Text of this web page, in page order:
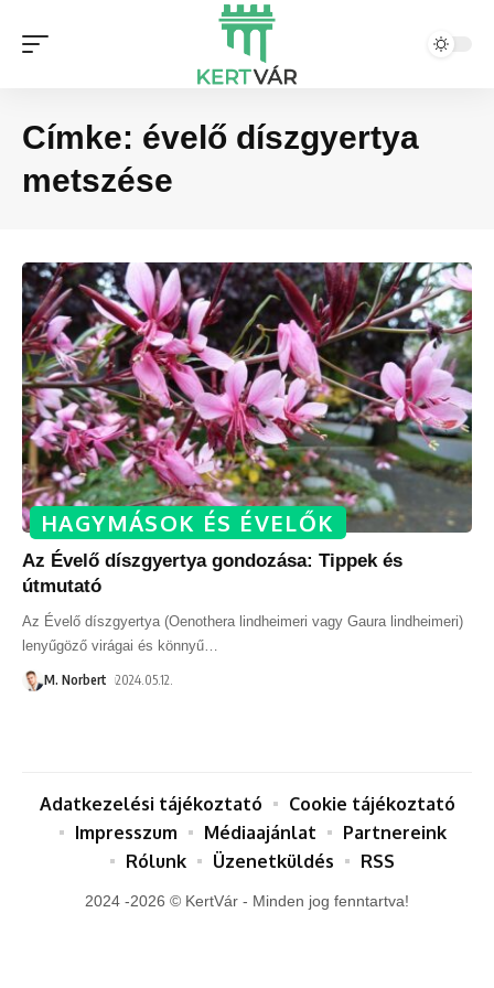
Címke: évelő díszgyertya
metszése
HAGYMÁSOK ÉS ÉVELŐK
Az Évelő díszgyertya gondozása: Tippek és
útmutató
Az Évelő díszgyertya (Oenothera lindheimeri vagy Gaura lindheimeri)
lenyűgöző virágai és könnyű
M. Norbert 2024.05.12.
2024 -2026 © KertVár - Minden jog fenntartva!
Adatkezelési tájékoztató
Cookie tájékoztató
Impresszum
Médiaajánlat
Partnereink
Rólunk
Üzenetküldés RSS